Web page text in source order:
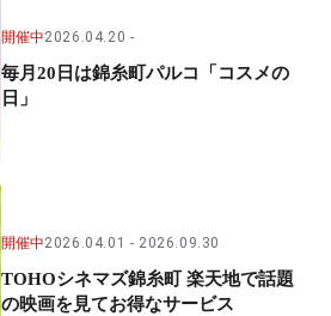
開催中2026.04.20
毎月20日は錦糸町パルコ「コスメの
日」
開催中2026.04.01 2026.09.30
TOHOシネマズ錦糸町 楽天地で話題
の映画を見てお得なサービス